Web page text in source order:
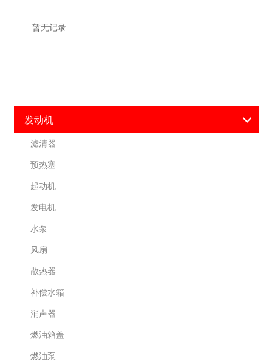
发动机
滤清器
预热塞
起动机
发电机
水泵
风扇
散热器
补偿水箱
消声器
燃油箱盖
燃油泵
暂无记录